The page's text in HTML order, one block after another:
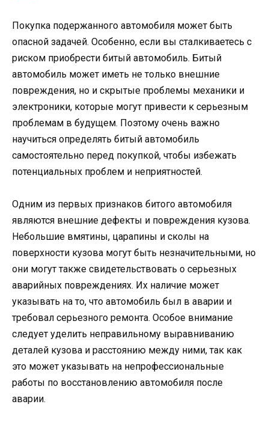
Покупка подержанного автомобиля может быть
опасной задачей. Особенно, если вы сталкиваетесь с
риском приобрести битый автомобиль. Битый
автомобиль может иметь не только внешние
повреждения, но и скрытые проблемы механики и
электроники, которые могут привести к серьезным
проблемам в будущем. Поэтому очень важно
научиться определять битый автомобиль
самостоятельно перед покупкой, чтобы избежать
потенциальных проблем и неприятностей.
Одним из первых признаков битого автомобиля
являются внешние дефекты и повреждения кузова.
Небольшие вмятины, царапины и сколы на
поверхности кузова могут быть незначительными, но
они могут также свидетельствовать о серьезных
аварийных повреждениях. Их наличие может
указывать на то, что автомобиль был в аварии и
требовал серьезного ремонта. Особое внимание
следует уделить неправильному выравниванию
деталей кузова и расстоянию между ними, так как
это может указывать на непрофессиональные
работы по восстановлению автомобиля после
аварии.